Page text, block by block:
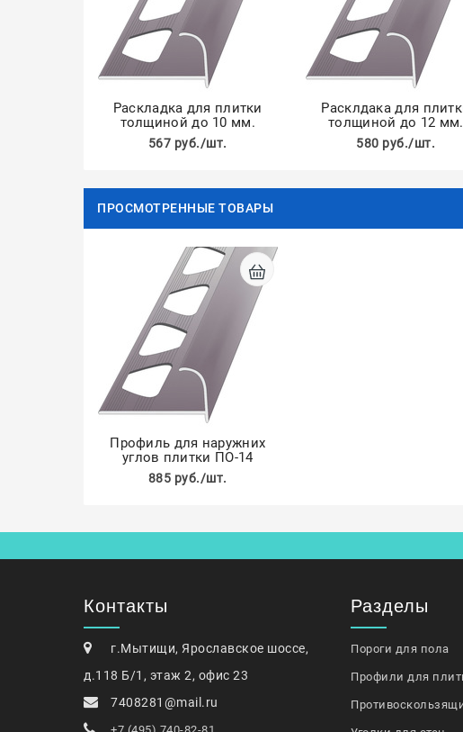
Раскладка для плитки
толщиной до 10 мм.
567 руб./шт.
Расклдака для
толщиной до 12 мм.
580 руб./шт.
ПРОСМОТРЕННЫЕ ТОВАРЫ
Профиль для наружних
углов плитки ПО-14
885 руб./шт.
Контакты
г.Мытищи, Ярославское шоссе,
д.118 Б/1, этаж 2, офис 23
7408281@mail.ru
Разделы
Пороги для пола
Профили для